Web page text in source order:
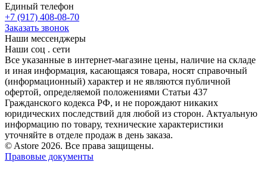
Единый телефон
+7 (917) 408-08-70
Заказать звонок
Наши мессенджеры
Наши соц . сети
Все указанные в интернет-магазине цены, наличие на складе
и иная информация, касающаяся товара, носят справочный
(информационный) характер и не являются публичной
офертой, определяемой положениями Статьи 437
Гражданского кодекса РФ, и не порождают никаких
юридических последствий для любой из сторон. Актуальную
информацию по товару, технические характеристики
уточняйте в отделе продаж в день заказа.
© Astore 2026. Все права защищены.
Правовые документы